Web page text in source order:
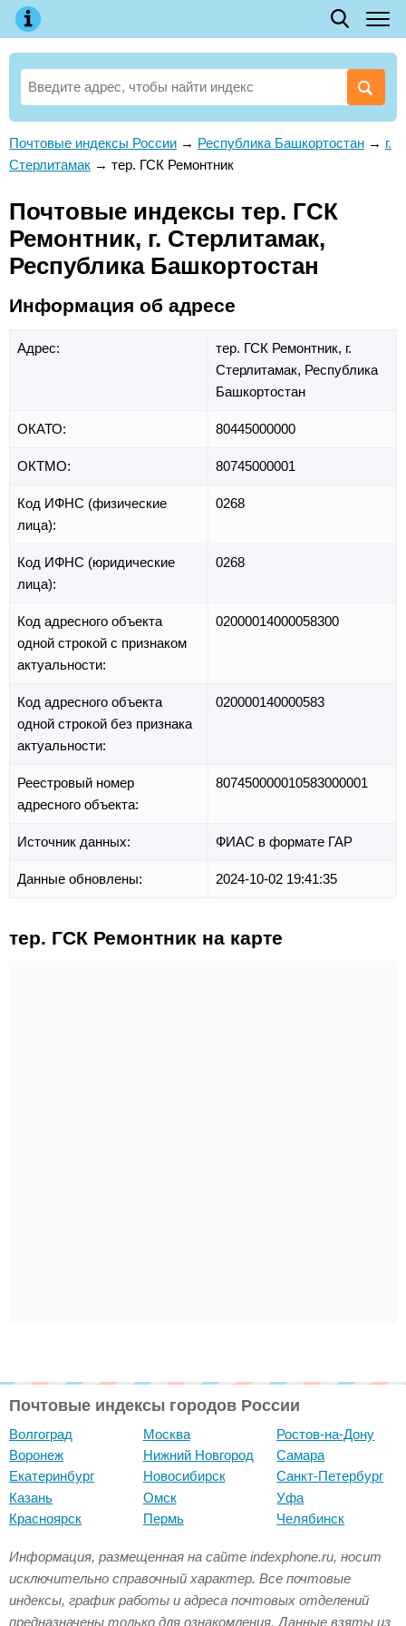
Почтовые индексы России → Республика Башкортостан → г.
Стерлитамак → тер. ГСК Ремонтник
Почтовые индексы тер. ГСК
Ремонтник, г. Стерлитамак,
Республика Башкортостан
Информация об адресе
Адрес: тер. ГСК Ремонтник, г.
Стерлитамак, Республика
Башкортостан
ОКАТО: 80445000000
ОКТМО: 80745000001
Код ИФНС (физические
лица):
0268
Код ИФНС (юридические
лица):
0268
Код адресного объекта
одной строкой с признаком
актуальности:
02000014000058300
Код адресного объекта
одной строкой без признака
актуальности:
020000140000583
Реестровый номер
адресного объекта:
807450000010583000001
Источник данных: ФИАС в формате ГАР
Данные обновлены: 2024-10-02 19:41:35
тер. ГСК Ремонтник на карте
Почтовые индексы городов России
Волгоград
Воронеж
Екатеринбург
Казань
Красноярск
Москва
Нижний Новгород
Новосибирск
Омск
Пермь
Ростов-на-Дону
Самара
Санкт-Петербург
Уфа
Челябинск
Информация, размещенная на сайте indexphone.ru, носит
исключительно справочный характер. Все почтовые
индексы, график работы и адреса почтовых отделений
предназначены только для ознакомления. Данные взяты из